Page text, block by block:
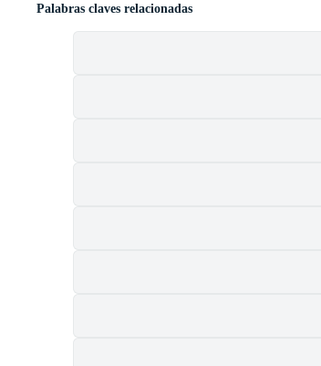
Palabras claves relacionadas